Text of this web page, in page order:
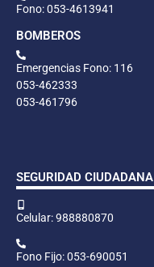
Fono: 053-4613941
BOMBEROS
Emergencias Fono: 116
053-462333
053-461796
SEGURIDAD CIUDADANA
Celular: 988880870
Fono Fijo: 053-690051